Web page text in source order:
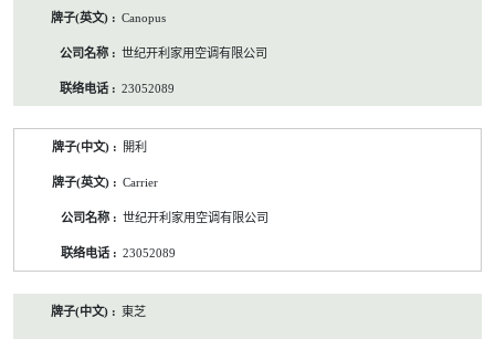
Canopus
世纪开利家用空调有限公司
23052089
開利
Carrier
世纪开利家用空调有限公司
23052089
東芝